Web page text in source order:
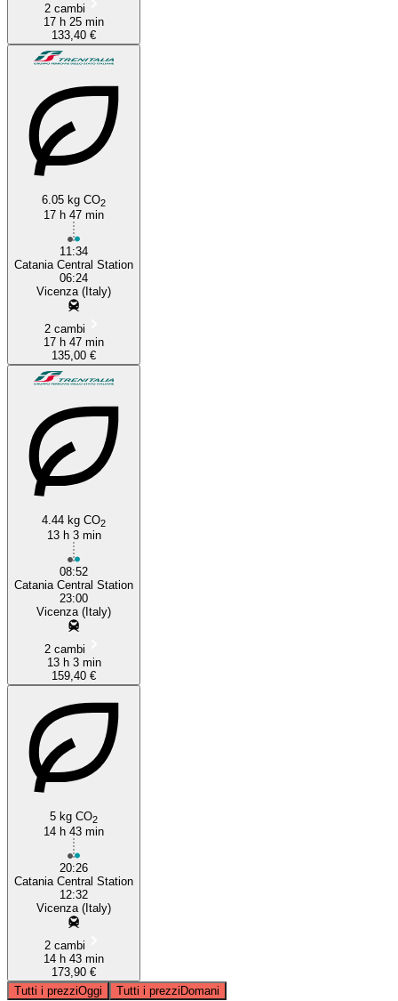
2 cambi
17 h 25 min
133,40 €
6.05 kg CO2
17 h 47 min
11:34
Catania Central Station
06:24
Vicenza (Italy)
2 cambi
17 h 47 min
135,00 €
4.44 kg CO2
13 h 3 min
08:52
Catania Central Station
23:00
Vicenza (Italy)
2 cambi
13 h 3 min
159,40 €
5 kg CO2
14 h 43 min
20:26
Catania Central Station
12:32
Vicenza (Italy)
2 cambi
14 h 43 min
173,90 €
Tutti i prezziOggi Tutti i prezziDomani